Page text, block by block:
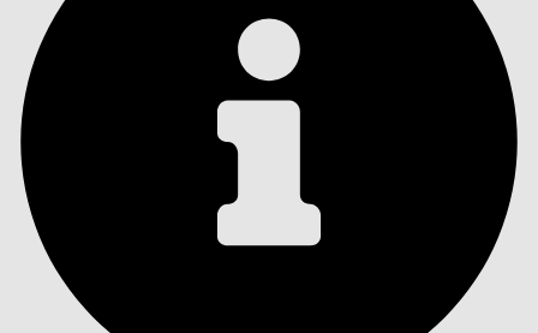
INDHOLD